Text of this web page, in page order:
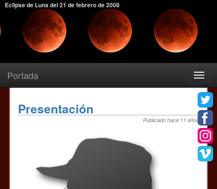
Eclipse de Luna del 21 de febrero de 2008
Toggle
Portada
Presentación
Publicado hace 11 años